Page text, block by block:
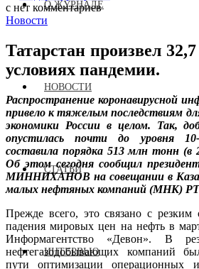
О ЖУРНАЛЕ
НОВОСТИ
СТАТЬИ
ИНТЕРВЬЮ
с нет комментариев
Новости
Татарстан произвел
условиях пандемии.
Распространение коронавирусной
привело к тяжелым последствиям
экономики России в целом. Так,
опустилась почти до уровня
составила порядка 513 млн тонн (в
Об этом сегодня сообщил
МИННИХАНОВ на совещании в
малых нефтяных компаний (МНК) РТ
Прежде всего, это связано с резким
падения мировых цен на нефть в
Информагентство «Девон». В
нефтегазодобывающих компаний
пути оптимизации операционных и